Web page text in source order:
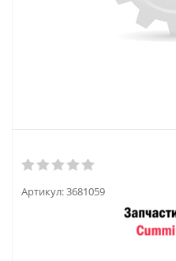
Артикул:3681059